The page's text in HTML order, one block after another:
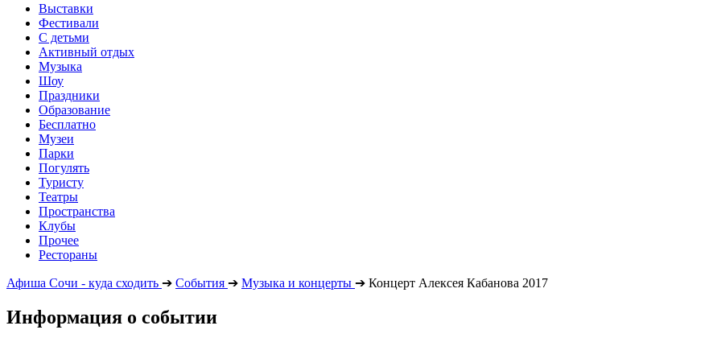
Выставки
Фестивали
С детьми
Активный отдых
Музыка
Шоу
Праздники
Образование
Бесплатно
Музеи
Парки
Погулять
Туристу
Театры
Пространства
Клубы
Прочее
Рестораны
Афиша Сочи - куда сходить ➔ События ➔ Музыка и концерты ➔ Концерт Алексея Кабанова 2017
Информация о событии